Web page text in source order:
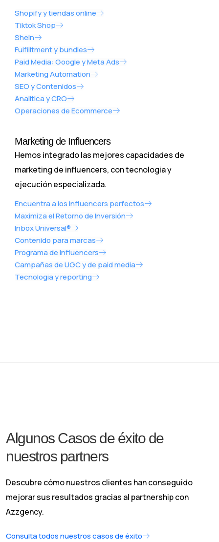
Shopify y tiendas online
Tiktok Shop
Shein
Fulfilltment y bundles
Paid Media: Google y Meta Ads
Marketing Automation
SEO y Contenidos
Analítica y CRO
Operaciones de Ecommerce
Marketing de Influencers
Hemos integrado las mejores capacidades de
marketing de influencers, con tecnologia y
ejecución especializada.
Encuentra a los Influencers perfectos
Maximiza el Retorno de Inversión
Inbox Universal®
Contenido para marcas
Programa de Influencers
Campañas de UGC y de paid media
Tecnologia y reporting
Algunos Casos de éxito de
nuestros partners
Descubre cómo nuestros clientes han conseguido
mejorar sus resultados gracias al partnership con
Azzgency.
Consulta todos nuestros casos de éxito